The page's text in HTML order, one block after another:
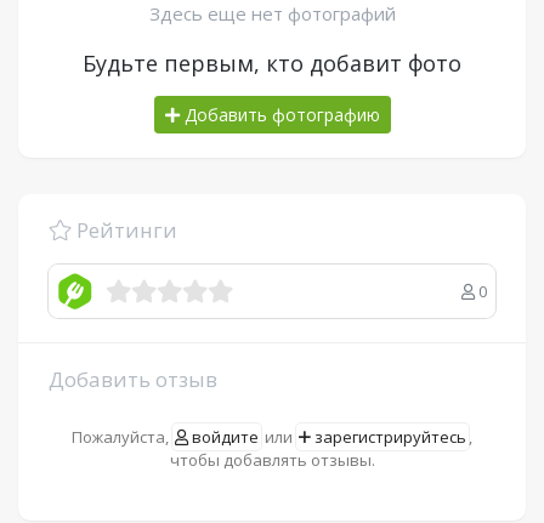
Здесь еще нет фотографий
Будьте первым, кто добавит фото
Добавить фотографию
Рейтинги
0
Добавить отзыв
Пожалуйста, войдите или зарегистрируйтесь ,
чтобы добавлять отзывы.